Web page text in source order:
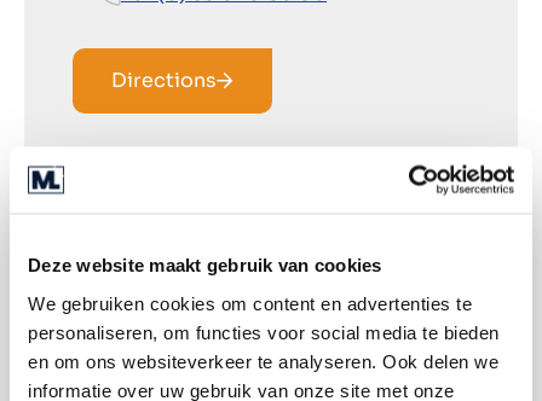
Deze website maakt gebruik van cookies
We gebruiken cookies om content en advertenties te
personaliseren, om functies voor social media te bieden
en om ons websiteverkeer te analyseren. Ook delen we
informatie over uw gebruik van onze site met onze
Directions